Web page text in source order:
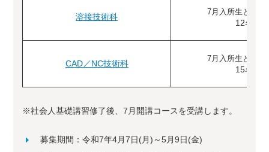
溶接技術科 7月入所生と合わ
12名
CAD／NC技術科 7月入所生と合わ
15名
※社会人基礎講習修了後、7月開講コースを受講します。
募集期間：令和7年4月7日(月)～5月9日(金)